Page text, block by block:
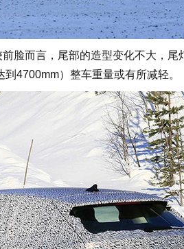
而言，尾部的造型变化不大，尾
4700mm）整车重量或有所减轻。